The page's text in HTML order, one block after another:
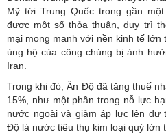
Mỹ tới Trung Quốc trong gần
được một số thỏa thuận, duy trì
mại mong manh với nền kinh tế
ủng hộ của công chúng bị ảnh
Iran.
Trong khi đó, Ấn Độ đã tăng thuế
15%, như một phần trong nỗ lực
nước ngoài và giảm áp lực lên dự
Độ là nước tiêu thụ kim loại quý lớn